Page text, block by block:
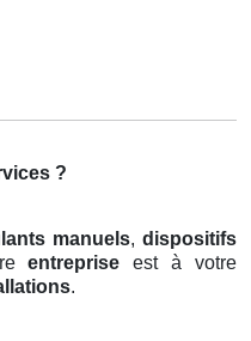
?
manuels,dispositifs
entreprise est à votre
.